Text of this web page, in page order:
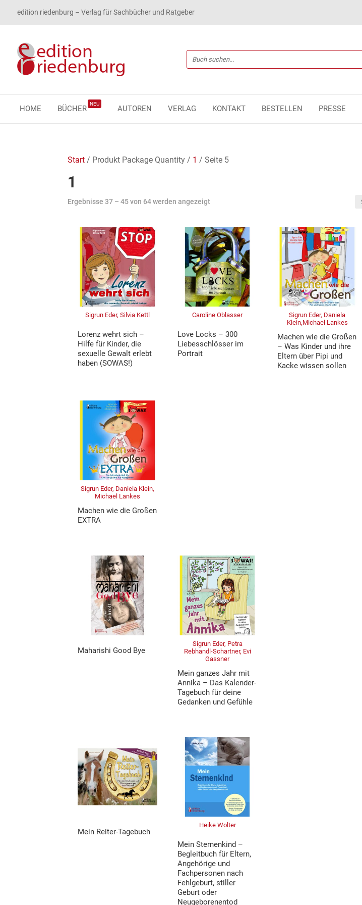
edition riedenburg – Verlag für Sachbücher und Ratgeber
HOME BÜCHER
NEU
AUTOREN VERLAG KONTAKT BESTELLEN PRESSE
Start / Produkt Package Quantity / 1 / Seite 5
1
Ergebnisse 37 – 45 von 64 werden angezeigt
Sigrun Eder, Silvia Kettl
Lorenz wehrt sich –
Hilfe für Kinder, die
sexuelle Gewalt erlebt
haben (SOWAS!)
Caroline Oblasser
Love Locks – 300
Liebesschlösser im
Portrait
Sigrun Eder, Daniela
Klein,Michael Lankes
Machen wie die Großen
– Was Kinder und ihre
Eltern über Pipi und
Kacke wissen sollen
Sigrun Eder, Daniela Klein,
Michael Lankes
Machen wie die Großen
EXTRA
Maharishi Good Bye
Sigrun Eder, Petra
Rebhandl-Schartner, Evi
Gassner
Mein ganzes Jahr mit
Annika – Das Kalender-
Tagebuch für deine
Gedanken und Gefühle
Mein Reiter-Tagebuch
Heike Wolter
Mein Sternenkind –
Begleitbuch für Eltern,
Angehörige und
Fachpersonen nach
Fehlgeburt, stiller
Geburt oder
Neugeborenentod